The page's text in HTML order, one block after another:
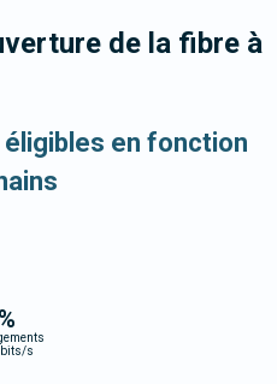
de la fibre à
en fonction
s